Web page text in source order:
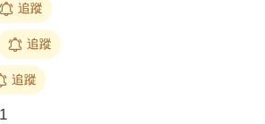
追蹤
追蹤
追蹤